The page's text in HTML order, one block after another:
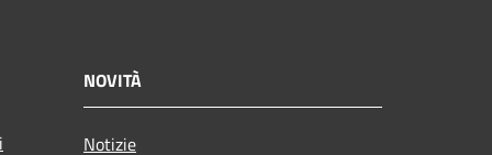
NOVITÀ
Notizie